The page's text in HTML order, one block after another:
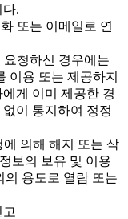
다.
또는 이메일로 연
청하신 경우에는
이용 또는 제공하지
게 이미 제공한 경
이 통지하여 정정
의해 해지 또는 삭
보의 보유 및 이용
의 용도로 열람 또는